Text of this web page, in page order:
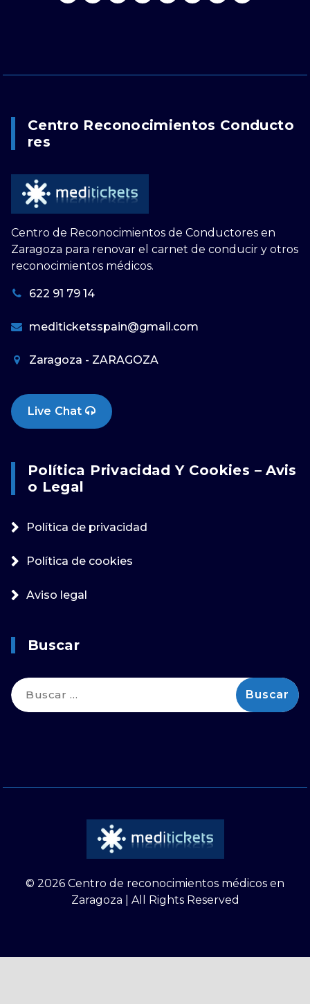
Centro Reconocimientos Conducto
Res
Centro de Reconocimientos de Conductores en
Zaragoza para renovar el carnet de conducir y otros
reconocimientos médicos.
622 91 79 14
mediticketsspain@gmail.com
Zaragoza - ZARAGOZA
Live Chat
Política Privacidad Y Cookies – Avis
O Legal
Política de privacidad
Política de cookies
Aviso legal
Buscar
Buscar:
© 2026 Centro de reconocimientos médicos en
Zaragoza | All Rights Reserved